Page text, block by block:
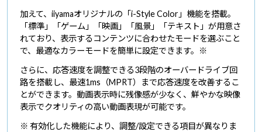
加えて、iiyamaオリジナルの「i-Style Color」機能を搭載。
「標準」「ゲーム」「映画」「風景」「テキスト」が用意さ
れており、表示するコンテンツに合わせたモードを選ぶこと
で、最適なカラーモードを簡単に設定できます。※
さらに、応答速度を調整できる3段階のオーバードライブ回
路を搭載し、最速1ms（MPRT）まで応答速度を改善するこ
とができます。動画表示時に残像感が少なく、鮮やかな映像
表示でクオリティの高い動画表現が可能です。
※ 有効化した機能により、調整/設定できる項目が異なりま